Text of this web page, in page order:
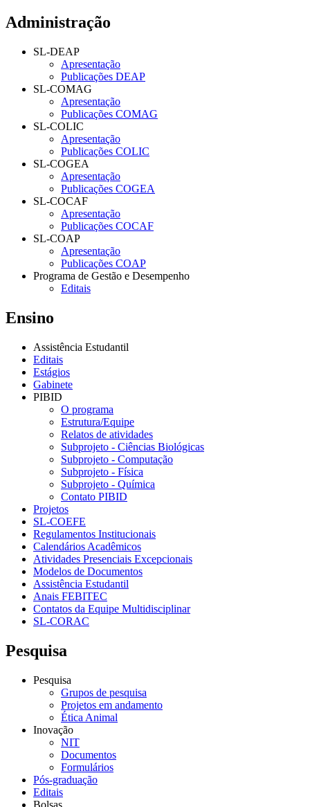
Administração
SL-DEAP
Apresentação
Publicações DEAP
SL-COMAG
Apresentação
Publicações COMAG
SL-COLIC
Apresentação
Publicações COLIC
SL-COGEA
Apresentação
Publicações COGEA
SL-COCAF
Apresentação
Publicações COCAF
SL-COAP
Apresentação
Publicações COAP
Programa de Gestão e Desempenho
Editais
Ensino
Assistência Estudantil
Editais
Estágios
Gabinete
PIBID
O programa
Estrutura/Equipe
Relatos de atividades
Subprojeto - Ciências Biológicas
Subprojeto - Computação
Subprojeto - Física
Subprojeto - Química
Contato PIBID
Projetos
SL-COEFE
Regulamentos Institucionais
Calendários Acadêmicos
Atividades Presenciais Excepcionais
Modelos de Documentos
Assistência Estudantil
Anais FEBITEC
Contatos da Equipe Multidisciplinar
SL-CORAC
Pesquisa
Pesquisa
Grupos de pesquisa
Projetos em andamento
Ética Animal
Inovação
NIT
Documentos
Formulários
Pós-graduação
Editais
Bolsas